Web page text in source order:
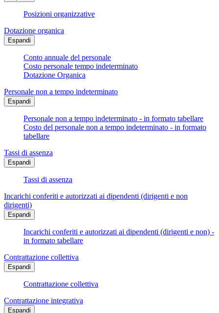
Posizioni organizzative
Dotazione organica
Espandi
Conto annuale del personale
Costo personale tempo indeterminato
Dotazione Organica
Personale non a tempo indeterminato
Espandi
Personale non a tempo indeterminato - in formato tabellare
Costo del personale non a tempo indeterminato - in formato
tabellare
Tassi di assenza
Espandi
Tassi di assenza
Incarichi conferiti e autorizzati ai dipendenti (dirigenti e non
dirigenti)
Espandi
Incarichi conferiti e autorizzati ai dipendenti (dirigenti e non) -
in formato tabellare
Contrattazione collettiva
Espandi
Contrattazione collettiva
Contrattazione integrativa
Espandi